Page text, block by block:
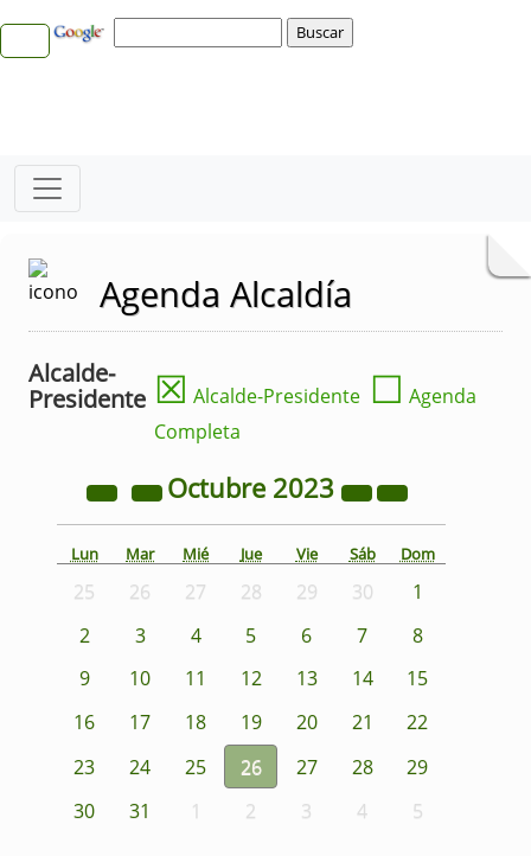
Agenda Alcaldía
Alcalde-
Presidente ☒ Alcalde-Presidente ☐ Agenda
Completa
Octubre 2023
Lun Mar Mié Jue Vie Sáb Dom
25 26 27 28 29 30
1
2
3 4 5 6 7
8
9
10 11 12 13 14
15
16
17 18 19 20 21
22
23
24 25 26 27 28
29
30
31 1 2 3 4 5